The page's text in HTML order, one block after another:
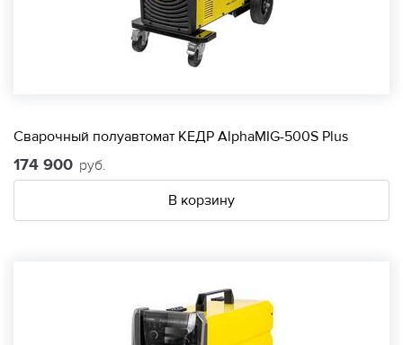
Сварочный полуавтомат КЕДР AlphaMIG-500S Plus
174 900 руб.
В корзину